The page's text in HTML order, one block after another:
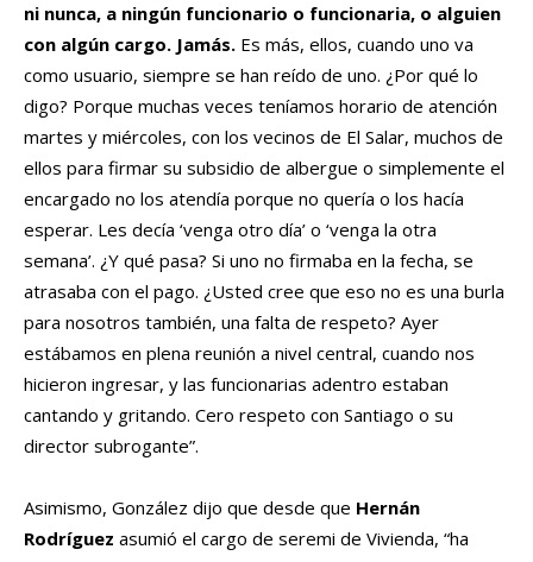
ni nunca, a ningún funcionario o funcionaria, o alguien
con algún cargo. Jamás. Es más, ellos, cuando uno va
como usuario, siempre se han reído de uno. ¿Por qué lo
digo? Porque muchas veces teníamos horario de atención
martes y miércoles, con los vecinos de El Salar, muchos de
ellos para firmar su subsidio de albergue o simplemente el
encargado no los atendía porque no quería o los hacía
esperar. Les decía ‘venga otro día’ o ‘venga la otra
semana’. ¿Y qué pasa? Si uno no firmaba en la fecha, se
atrasaba con el pago. ¿Usted cree que eso no es una burla
para nosotros también, una falta de respeto? Ayer
estábamos en plena reunión a nivel central, cuando nos
hicieron ingresar, y las funcionarias adentro estaban
cantando y gritando. Cero respeto con Santiago o su
director subrogante”.
Asimismo, González dijo que desde que Hernán
Rodríguez asumió el cargo de seremi de Vivienda, “ha